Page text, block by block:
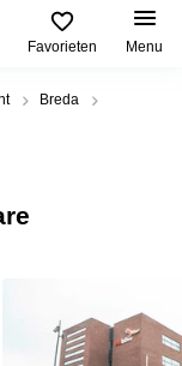
Favorieten Menu
Breda